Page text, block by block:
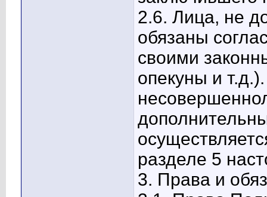
2.6. Лица, не
обязаны
своими
опекуны и
разделе 5
3. Права и